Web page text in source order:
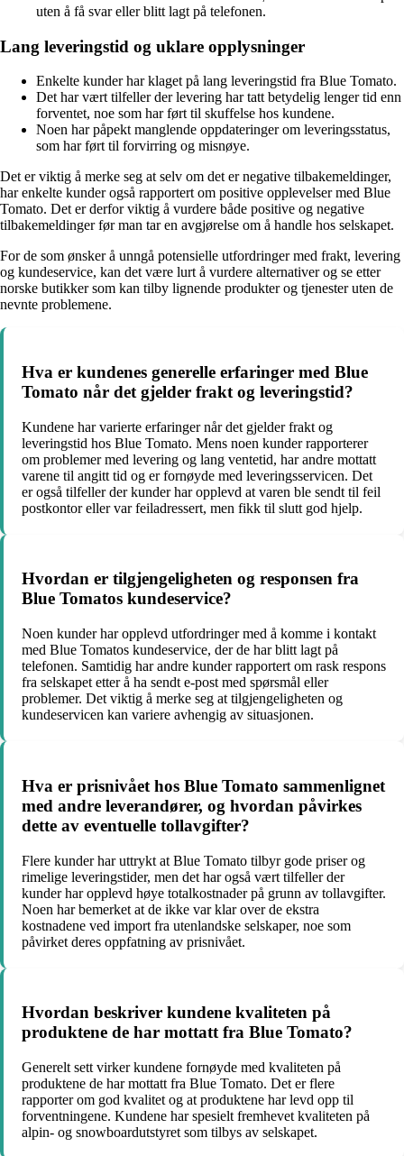
uten å få svar eller blitt lagt på telefonen.
Lang leveringstid og uklare opplysninger
Enkelte kunder har klaget på lang leveringstid fra Blue Tomato.
Det har vært tilfeller der levering har tatt betydelig lenger tid enn
forventet, noe som har ført til skuffelse hos kundene.
Noen har påpekt manglende oppdateringer om leveringsstatus,
som har ført til forvirring og misnøye.
Det er viktig å merke seg at selv om det er negative tilbakemeldinger,
har enkelte kunder også rapportert om positive opplevelser med Blue
Tomato. Det er derfor viktig å vurdere både positive og negative
tilbakemeldinger før man tar en avgjørelse om å handle hos selskapet.
For de som ønsker å unngå potensielle utfordringer med frakt, levering
og kundeservice, kan det være lurt å vurdere alternativer og se etter
norske butikker som kan tilby lignende produkter og tjenester uten de
nevnte problemene.
Hva er kundenes generelle erfaringer med Blue
Tomato når det gjelder frakt og leveringstid?
Kundene har varierte erfaringer når det gjelder frakt og
leveringstid hos Blue Tomato. Mens noen kunder rapporterer
om problemer med levering og lang ventetid, har andre mottatt
varene til angitt tid og er fornøyde med leveringsservicen. Det
er også tilfeller der kunder har opplevd at varen ble sendt til feil
postkontor eller var feiladressert, men fikk til slutt god hjelp.
Hvordan er tilgjengeligheten og responsen fra
Blue Tomatos kundeservice?
Noen kunder har opplevd utfordringer med å komme i kontakt
med Blue Tomatos kundeservice, der de har blitt lagt på
telefonen. Samtidig har andre kunder rapportert om rask respons
fra selskapet etter å ha sendt e-post med spørsmål eller
problemer. Det viktig å merke seg at tilgjengeligheten og
kundeservicen kan variere avhengig av situasjonen.
Hva er prisnivået hos Blue Tomato sammenlignet
med andre leverandører, og hvordan påvirkes
dette av eventuelle tollavgifter?
Flere kunder har uttrykt at Blue Tomato tilbyr gode priser og
rimelige leveringstider, men det har også vært tilfeller der
kunder har opplevd høye totalkostnader på grunn av tollavgifter.
Noen har bemerket at de ikke var klar over de ekstra
kostnadene ved import fra utenlandske selskaper, noe som
påvirket deres oppfatning av prisnivået.
Hvordan beskriver kundene kvaliteten på
produktene de har mottatt fra Blue Tomato?
Generelt sett virker kundene fornøyde med kvaliteten på
produktene de har mottatt fra Blue Tomato. Det er flere
rapporter om god kvalitet og at produktene har levd opp til
forventningene. Kundene har spesielt fremhevet kvaliteten på
alpin- og snowboardutstyret som tilbys av selskapet.